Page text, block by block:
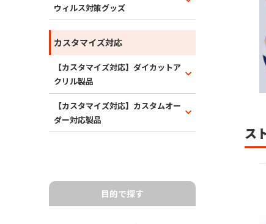
ウィルス対策グッズ
カスタマイズ対応
【カスタマイズ対応】ダイカットア
クリル製品
【カスタマイズ対応】カスタムオー
ダー対応製品
目的で探す
ス